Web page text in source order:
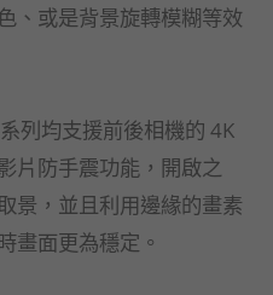
、或是背景旋轉模糊等效
列均支援前後相機的 4K
片防手震功能，開啟之
景，並且利用邊緣的畫素
畫面更為穩定。